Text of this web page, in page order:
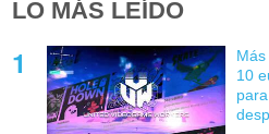
LO MÁS LEÍDO
10